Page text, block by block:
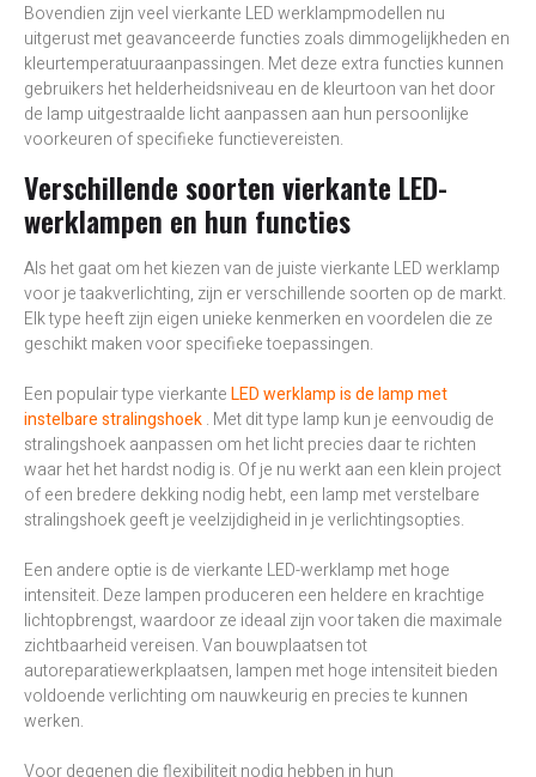
Bovendien zijn veel vierkante LED werklampmodellen nu
uitgerust met geavanceerde functies zoals dimmogelijkheden en
kleurtemperatuuraanpassingen. Met deze extra functies kunnen
gebruikers het helderheidsniveau en de kleurtoon van het door
de lamp uitgestraalde licht aanpassen aan hun persoonlijke
voorkeuren of specifieke functievereisten.
Verschillende soorten vierkante LED-
werklampen en hun functies
Als het gaat om het kiezen van de juiste vierkante LED werklamp
voor je taakverlichting, zijn er verschillende soorten op de markt.
Elk type heeft zijn eigen unieke kenmerken en voordelen die ze
geschikt maken voor specifieke toepassingen.
Een populair type vierkanteLED werklamp is de lamp met
instelbare stralingshoek. Met dit type lamp kun je eenvoudig de
stralingshoek aanpassen om het licht precies daar te richten
waar het het hardst nodig is. Of je nu werkt aan een klein project
of een bredere dekking nodig hebt, een lamp met verstelbare
stralingshoek geeft je veelzijdigheid in je verlichtingsopties.
Een andere optie is de vierkante LED-werklamp met hoge
intensiteit. Deze lampen produceren een heldere en krachtige
lichtopbrengst, waardoor ze ideaal zijn voor taken die maximale
zichtbaarheid vereisen. Van bouwplaatsen tot
autoreparatiewerkplaatsen, lampen met hoge intensiteit bieden
voldoende verlichting om nauwkeurig en precies te kunnen
werken.
Voor degenen die flexibiliteit nodig hebben in hun